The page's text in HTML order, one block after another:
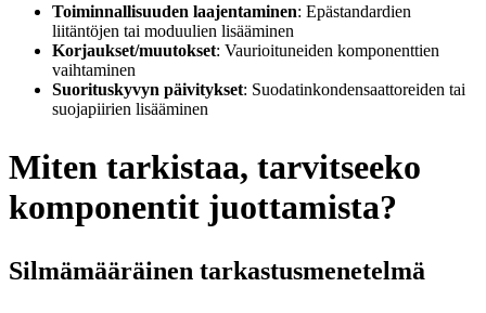
Toiminnallisuuden laajentaminen: Epästandardien
liitäntöjen tai moduulien lisääminen
Korjaukset/muutokset: Vaurioituneiden komponenttien
vaihtaminen
Suorituskyvyn päivitykset: Suodatinkondensaattoreiden tai
suojapiirien lisääminen
Miten tarkistaa, tarvitseeko
komponentit juottamista?
Silmämääräinen tarkastusmenetelmä